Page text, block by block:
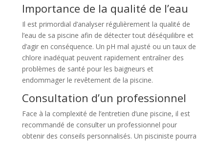
Importance de la qualité de l’eau
Il est primordial d’analyser régulièrement la qualité de
l’eau de sa piscine afin de détecter tout déséquilibre et
d’agir en conséquence. Un pH mal ajusté ou un taux de
chlore inadéquat peuvent rapidement entraîner des
problèmes de santé pour les baigneurs et
endommager le revêtement de la piscine.
Consultation d’un professionnel
Face à la complexité de l’entretien d’une piscine, il est
recommandé de consulter un professionnel pour
obtenir des conseils personnalisés. Un pisciniste pourra